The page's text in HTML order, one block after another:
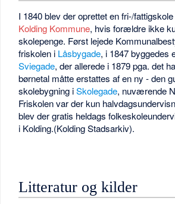
I 1840 blev der oprettet en fri-/
Kolding Kommune, hvis forældre ikke
skolepenge. Først lejede
friskolen i Låsbygade, i 1847 byggedes
Sviegade, der allerede i 1879 pga. det
børnetal måtte erstattes af en ny - den
skolebygning iSkolegade, nuværende
Friskolen var der kun
blev der gratis heldags
i Kolding.(Kolding Stadsarkiv).
Litteratur og kilder